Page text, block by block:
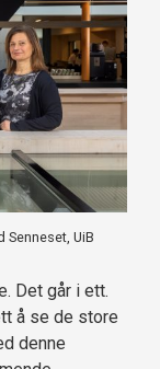
Senneset, UiB
Det går i ett.
å se de store
denne